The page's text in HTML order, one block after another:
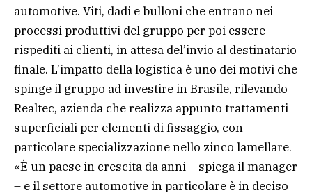
automotive. Viti, dadi e bulloni che entrano nei
processi produttivi del gruppo per poi essere
rispediti ai clienti, in attesa del’invio al destinatario
finale. L’impatto della logistica è uno dei motivi che
spinge il gruppo ad investire in Brasile, rilevando
Realtec, azienda che realizza appunto trattamenti
superficiali per elementi di fissaggio, con
particolare specializzazione nello zinco lamellare.
«È un paese in crescita da anni – spiega il manager
– e il settore automotive in particolare è in deciso